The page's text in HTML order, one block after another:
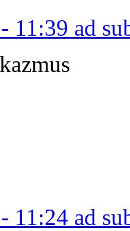
11:39 ad
11:24 ad